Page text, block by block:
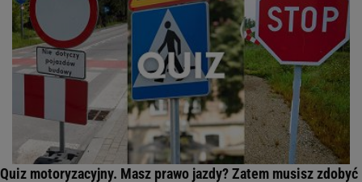
Quiz motoryzacyjny. Masz prawo jazdy? Zatem musisz zdobyć